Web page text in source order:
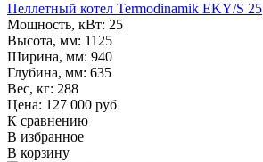
Пеллетный котел Termodinamik EKY/S 25
Мощность, кВт: 25
Высота, мм: 1125
Ширина, мм: 940
Глубина, мм: 635
Вес, кг: 288
Цена: 127 000 руб
К сравнению
В избранное
В корзину